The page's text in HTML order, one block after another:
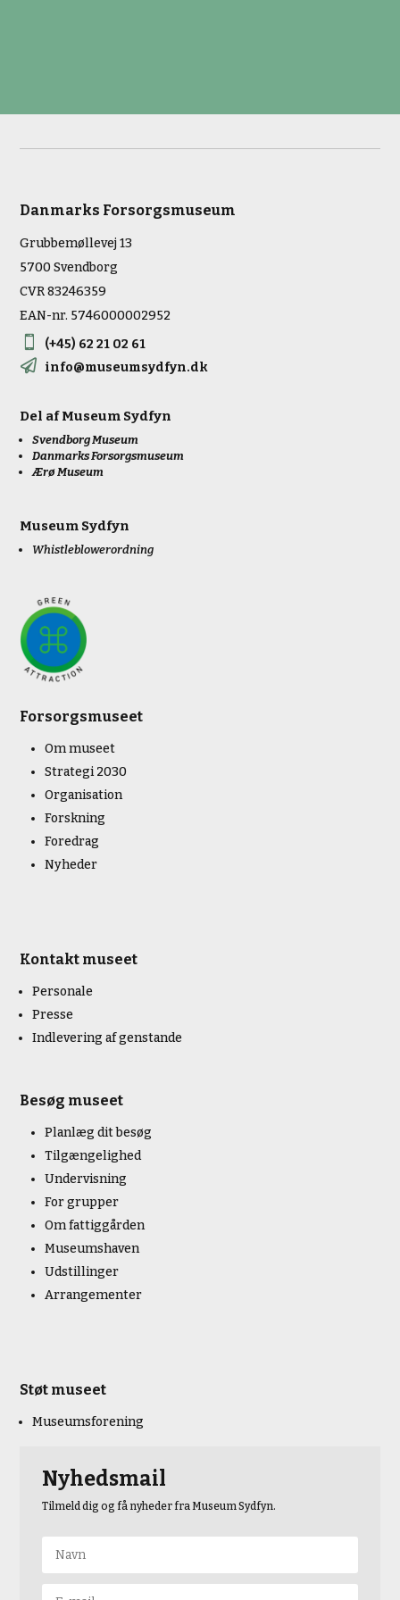
Danmarks Forsorgsmuseum
Grubbemøllevej 13
5700 Svendborg
CVR 83246359
EAN-nr. 5746000002952
 (+45) 62 21 02 61
 info@museumsydfyn.dk
Del afMuseum Sydfyn
Svendborg Museum
Danmarks Forsorgsmuseum
Ærø Museum
Museum Sydfyn
Whistleblowerordning
Forsorgsmuseet
Om museet
Strategi 2030
Organisation
Forskning
Foredrag
Nyheder
Kontakt museet
Personale
Presse
Indlevering af genstande
Besøg museet
Planlæg dit besøg
Tilgængelighed
Undervisning
For grupper
Om fattiggården
Museumshaven
Udstillinger
Arrangementer
Støt museet
Museumsforening
Nyhedsmail
Tilmeld dig og få nyheder fra Museum Sydfyn.